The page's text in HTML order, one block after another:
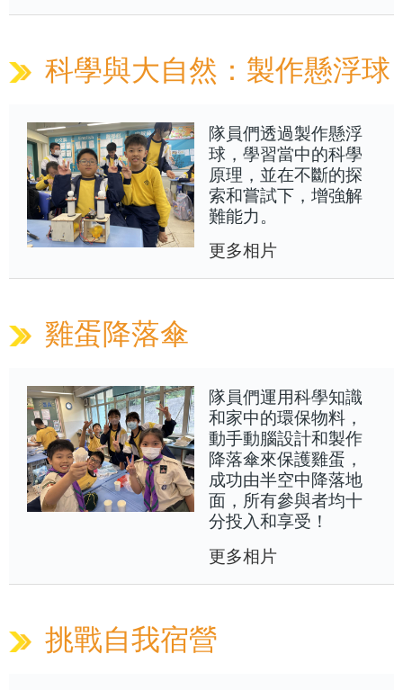
科學與大自然：製作懸浮球
隊員們透過製作懸浮
球，學習當中的科學
原理，並在不斷的探
索和嘗試下，增強解
難能力。
更多相片
雞蛋降落傘
隊員們運用科學知識
和家中的環保物料，
動手動腦設計和製作
降落傘來保護雞蛋，
成功由半空中降落地
面，所有參與者均十
分投入和享受！
更多相片
挑戰自我宿營